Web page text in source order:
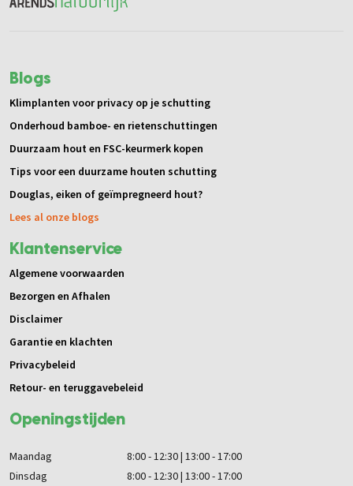
Openingstijden
Maandag
8:00 - 12:30 | 13:00 - 17:00
Dinsdag
8:00 - 12:30 | 13:00 - 17:00
Blogs
Klimplanten voor privacy op je schutting
Onderhoud bamboe- en rietenschuttingen
Duurzaam hout en FSC-keurmerk kopen
Tips voor een duurzame houten schutting
Douglas, eiken of geïmpregneerd hout?
Lees al onze blogs
Klantenservice
Algemene voorwaarden
Bezorgen en Afhalen
Disclaimer
Garantie en klachten
Privacybeleid
Retour- en teruggavebeleid